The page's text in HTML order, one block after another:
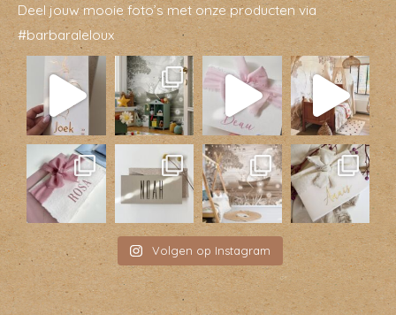
Deel jouw mooie foto’s met onze producten via
#barbaraleloux
Volgen op Instagram